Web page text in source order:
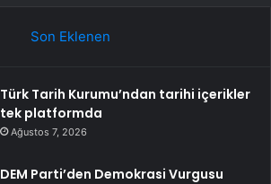
Son Eklenen
Türk Tarih Kurumu’ndan tarihi içerikler
tek platformda
Ağustos 7, 2026
DEM Parti’den Demokrasi Vurgusu